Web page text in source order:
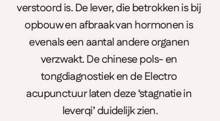
verstoord is. De lever, die betrokken is bij
opbouw en afbraak van hormonen is
evenals een aantal andere organen
verzwakt. De chinese pols- en
tongdiagnostiek en de Electro
acupunctuur laten deze ‘stagnatie in
leverqi’ duidelijk zien.